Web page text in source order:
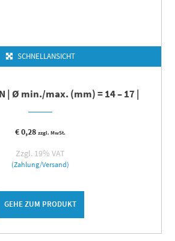
SCHNELLANSICHT
| Ø min./max. (mm) = 14 – 17 |
€0,28 zzgl. MwSt.
Zzgl. 19% VAT
(Zahlung/Versand)
GEHE ZUM PRODUKT